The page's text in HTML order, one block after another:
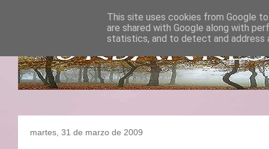
martes, 31 de marzo de 2009
This site uses cookies from Google
are shared with Google along with
statistics, and to detect and address